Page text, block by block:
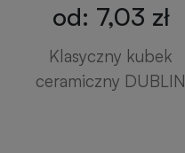
od: 7,03 zł
Klasyczny kubek
ceramiczny DUBLIN